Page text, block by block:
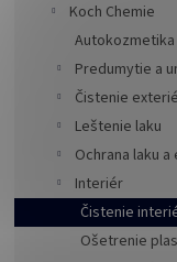
Koch Chemie
Predumytie a
Čistenie
Leštenie laku
Ochrana laku
Interiér
Čistenie
Ošetrenie